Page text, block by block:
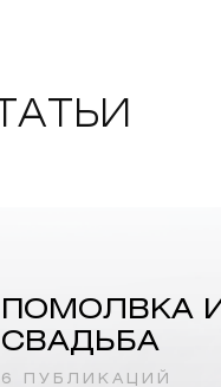
ПОМОЛВКА
СВАДЬБА
6 ПУБЛИКАЦИЙ